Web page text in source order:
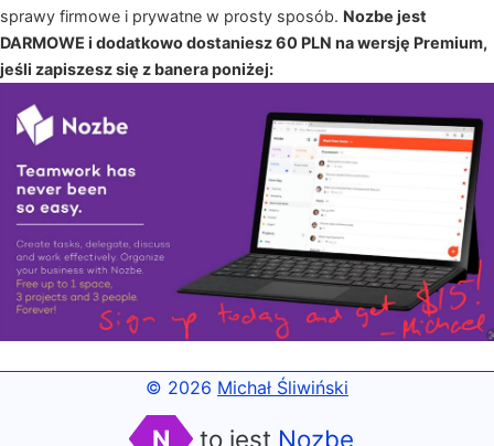
sprawy firmowe i prywatne w prosty sposób. Nozbe jest
DARMOWE i dodatkowo dostaniesz 60 PLN na wersję Premium,
jeśli zapiszesz się z banera poniżej:
© 2026 Michał Śliwiński
N to jest Nozbe